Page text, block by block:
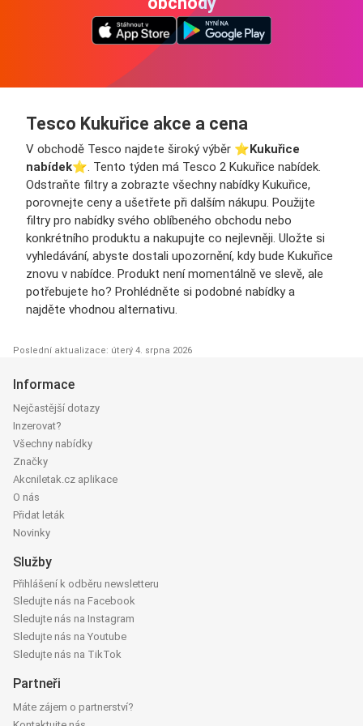
Tesco Kukuřice akce a cena
V obchodě Tesco najdete široký výběr ⭐️Kukuřice
nabídek⭐️. Tento týden má Tesco 2 Kukuřice nabídek.
Odstraňte filtry a zobrazte všechny nabídky Kukuřice,
porovnejte ceny a ušetřete při dalším nákupu. Použijte
filtry pro nabídky svého oblíbeného obchodu nebo
konkrétního produktu a nakupujte co nejlevněji. Uložte si
vyhledávání, abyste dostali upozornění, kdy bude Kukuřice
znovu v nabídce. Produkt není momentálně ve slevě, ale
potřebujete ho? Prohlédněte si podobné nabídky a
najděte vhodnou alternativu.
Poslední aktualizace: úterý 4. srpna 2026
Informace
Nejčastější dotazy
Inzerovat?
Všechny nabídky
Značky
Akcniletak.cz aplikace
O nás
Přidat leták
Novinky
Služby
Přihlášení k odběru newsletteru
Sledujte nás na Facebook
Sledujte nás na Instagram
Sledujte nás na Youtube
Sledujte nás na TikTok
Partneři
Máte zájem o partnerství?